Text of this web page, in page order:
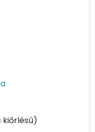
kiőrlésű)